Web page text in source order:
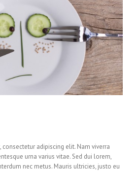
adipiscing elit. Nam viverra
urna varius vitae. Sed dui lorem,
nec metus. Mauris ultricies, justo eu